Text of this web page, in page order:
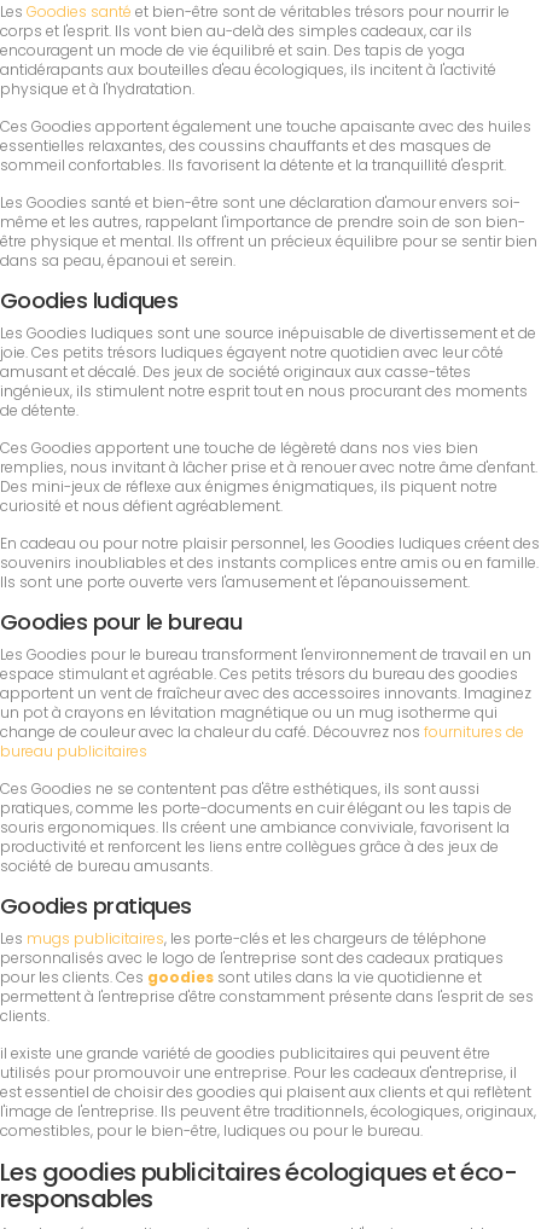
Les Goodies santé et bien-être sont de véritables trésors pour nourrir le
corps et l'esprit. Ils vont bien au-delà des simples cadeaux, car ils
encouragent un mode de vie équilibré et sain. Des tapis de yoga
antidérapants aux bouteilles d'eau écologiques, ils incitent à l'activité
physique et à l'hydratation.
Ces Goodies apportent également une touche apaisante avec des huiles
essentielles relaxantes, des coussins chauffants et des masques de
sommeil confortables. Ils favorisent la détente et la tranquillité d'esprit.
Les Goodies santé et bien-être sont une déclaration d'amour envers soi-
même et les autres, rappelant l'importance de prendre soin de son bien-
être physique et mental. Ils offrent un précieux équilibre pour se sentir bien
dans sa peau, épanoui et serein.
Goodies ludiques
Les Goodies ludiques sont une source inépuisable de divertissement et de
joie. Ces petits trésors ludiques égayent notre quotidien avec leur côté
amusant et décalé. Des jeux de société originaux aux casse-têtes
ingénieux, ils stimulent notre esprit tout en nous procurant des moments
de détente.
Ces Goodies apportent une touche de légèreté dans nos vies bien
remplies, nous invitant à lâcher prise et à renouer avec notre âme d'enfant.
Des mini-jeux de réflexe aux énigmes énigmatiques, ils piquent notre
curiosité et nous défient agréablement.
En cadeau ou pour notre plaisir personnel, les Goodies ludiques créent des
souvenirs inoubliables et des instants complices entre amis ou en famille.
Ils sont une porte ouverte vers l'amusement et l'épanouissement.
Goodies pour le bureau
Les Goodies pour le bureau transforment l'environnement de travail en un
espace stimulant et agréable. Ces petits trésors du bureau des goodies
apportent un vent de fraîcheur avec des accessoires innovants. Imaginez
un pot à crayons en lévitation magnétique ou un mug isotherme qui
change de couleur avec la chaleur du café. Découvrez nos fournitures de
bureau publicitaires
Ces Goodies ne se contentent pas d'être esthétiques, ils sont aussi
pratiques, comme les porte-documents en cuir élégant ou les tapis de
souris ergonomiques. Ils créent une ambiance conviviale, favorisent la
productivité et renforcent les liens entre collègues grâce à des jeux de
société de bureau amusants.
Goodies pratiques
Les mugs publicitaires, les porte-clés et les chargeurs de téléphone
personnalisés avec le logo de l'entreprise sont des cadeaux pratiques
pour les clients. Ces goodies sont utiles dans la vie quotidienne et
permettent à l'entreprise d'être constamment présente dans l'esprit de ses
clients.
il existe une grande variété de goodies publicitaires qui peuvent être
utilisés pour promouvoir une entreprise. Pour les cadeaux d'entreprise, il
est essentiel de choisir des goodies qui plaisent aux clients et qui reflètent
l'image de l'entreprise. Ils peuvent être traditionnels, écologiques, originaux,
comestibles, pour le bien-être, ludiques ou pour le bureau.
Les goodies publicitaires écologiques et éco-
responsables